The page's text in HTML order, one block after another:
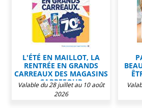
L'ÉTÉ EN MAILLOT, LA
RENTRÉE EN GRANDS
CARREAUX DES MAGASINS
CARREFOUR
Valable du 28 juillet au 10 août
2026